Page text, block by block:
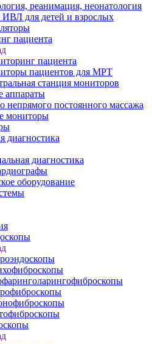
реанимация, неонатология
для детей и взрослых
пациента
пациента
пациентов для МРТ
станция мониторов
аппараты
непрямого постоянного массажа
мониторы
диагностика
диагностика
оборудование